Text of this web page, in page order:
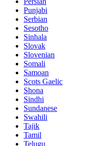
Punjabi
Serbian
Sesotho
Sinhala
Slovak
Slovenian
Somali
Samoan
Scots Gaelic
Shona
Sindhi
Sundanese
Swahili
Tajik
Tamil
Telugu